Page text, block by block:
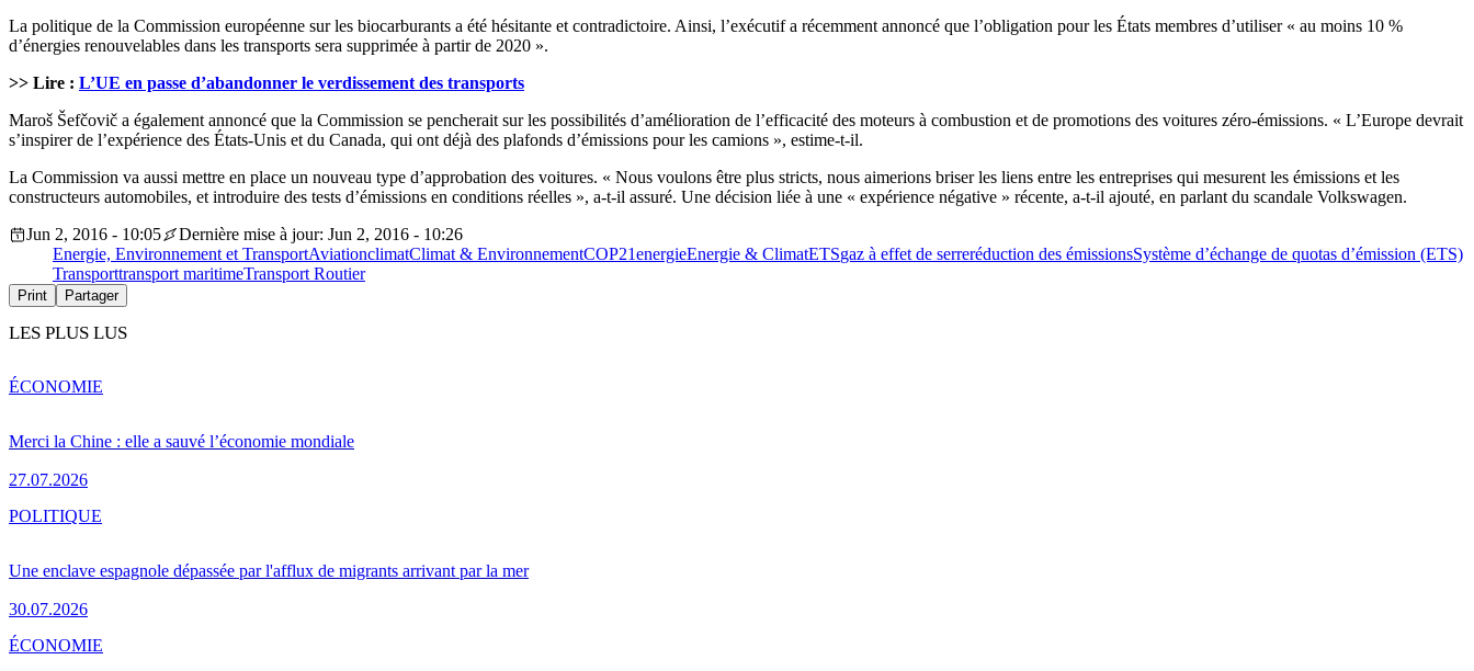
La politique de la Commission européenne sur les biocarburants a été hésitante et contradictoire. Ainsi, l’exécutif a récemment annoncé que l’obligation pour les États membres d’utiliser « au moins 10 %
d’énergies renouvelables dans les transports sera supprimée à partir de 2020 ».
>> Lire : L’UE en passe d’abandonner le verdissement des transports
Maroš Šefčovič a également annoncé que la Commission se pencherait sur les possibilités d’amélioration de l’efficacité des moteurs à combustion et de promotions des voitures zéro-émissions. « L’Europe devrait
s’inspirer de l’expérience des États-Unis et du Canada, qui ont déjà des plafonds d’émissions pour les camions », estime-t-il.
La Commission va aussi mettre en place un nouveau type d’approbation des voitures. « Nous voulons être plus stricts, nous aimerions briser les liens entre les entreprises qui mesurent les émissions et les
constructeurs automobiles, et introduire des tests d’émissions en conditions réelles », a-t-il assuré. Une décision liée à une « expérience négative » récente, a-t-il ajouté, en parlant du scandale Volkswagen.
Jun 2, 2016 - 10:05
Dernière mise à jour: Jun 2, 2016 - 10:26
Energie, Environnement et TransportAviationclimatClimat & EnvironnementCOP21energieEnergie & ClimatETSgaz à effet de serreréduction des émissionsSystème d’échange de quotas d’émission (ETS)
Transporttransport maritimeTransport Routier
Print Partager
LES PLUS LUS
Merci la Chine : elle a sauvé l’économie mondiale
27.07.2026
ÉCONOMIE
Une enclave espagnole dépassée par l'afflux de migrants arrivant par la mer
30.07.2026
POLITIQUE
ÉCONOMIE